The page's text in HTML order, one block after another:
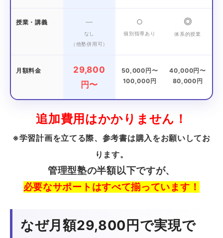
授業・講義 —
なし
（他塾併用可）
○
個別指導あり
◎
体系的授業
月額料金
29,800
円〜
50,000円〜
100,000円
40,000円〜
80,000円
追加費用はかかりません！
※学習計画を立てる際、参考書は購入をお願いしてお
ります。
管理型塾の半額以下ですが、
必要なサポートはすべて揃っています！
なぜ月額29,800円で実現で